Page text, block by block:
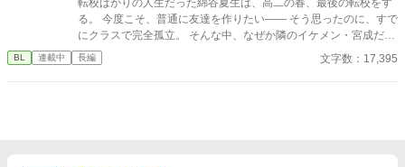
も「特別な存在」だと意識し始めるようになる。 そんな矢先、映
画に誘われた朔は、帰りに寄ったフードコートで理央にキスされ
転校ばかりの人生だった綿谷夏生は、高二の春、最後の転校をす
る。 今度こそ、普通に友達を作りたい―― そう思ったのに、すで
にクラスで完全孤立。 そんな中、なぜか隣のイケメン・宮成だけ
は、毎日自分に話しかけてきて。 しかも、ひょんなことから美術
室でふたりきりの昼休み。 弁当はなぜか、宮成の手作りで、「ア
BL 連載中 長編 文字数：17,395